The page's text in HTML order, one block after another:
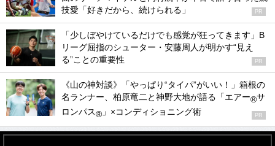
技愛「好きだから、続けられる」
PR
「少しぼやけているだけでも感覚が狂ってきます」B
リーグ屈指のシューター・安藤周人が明かす“見え
る”ことの重要性
PR
《山の神対談》「やっぱり“タイパ”がいい！」箱根の
名ランナー、柏原竜二と神野大地が語る「エアー®サ
ロンパス® 」×コンディショニング術 PR